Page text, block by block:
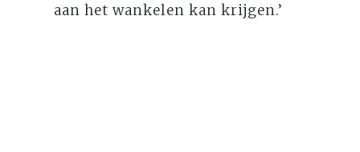
aan het wankelen kan krijgen.’